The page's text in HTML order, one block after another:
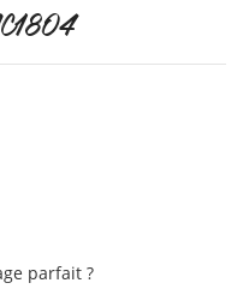
parfait ?